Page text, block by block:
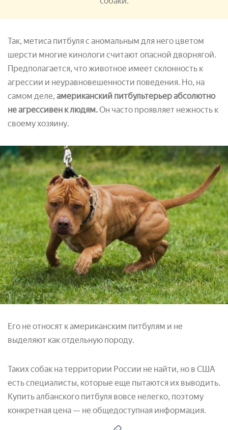
Так, метиса питбуля с аномальным для него цветом
шерсти многие кинологи считают опасной дворнягой.
Предполагается, что животное имеет склонность к
агрессии и неуравновешенности поведения. Но, на
самом деле, американский питбультерьер абсолютно
не агрессивен к людям.Он часто проявляет нежность к
своему хозяину.
Его не относят к американским питбулям и не
выделяют как отдельную породу.
Таких собак на территории России не найти, но в США
есть специалисты, которые еще пытаются их выводить.
Купить албанского питбуля вовсе нелегко, поэтому
конкретная цена — не общедоступная информация.